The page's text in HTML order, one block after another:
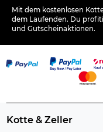
Mit dem kostenlosen
dem Laufenden. Du
und Gutscheinaktionen.
Kotte & Zeller